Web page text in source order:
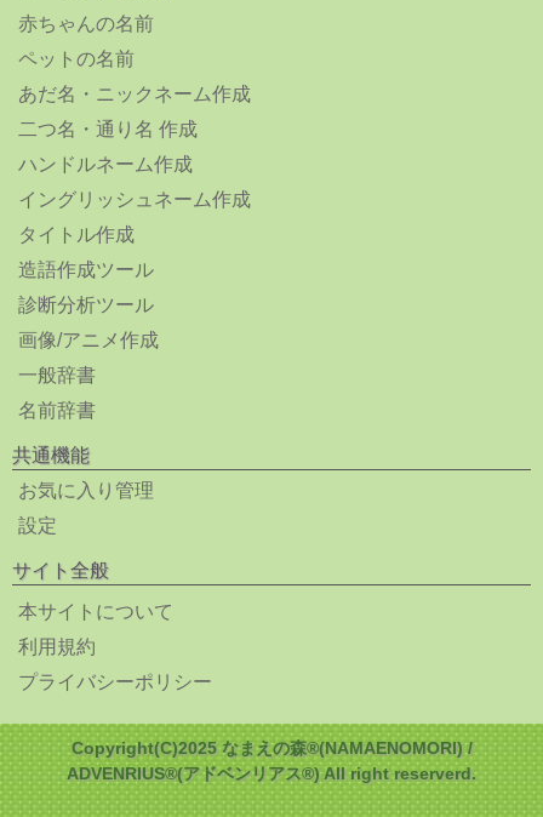
赤ちゃんの名前
ペットの名前
あだ名・ニックネーム作成
二つ名・通り名 作成
ハンドルネーム作成
イングリッシュネーム作成
タイトル作成
造語作成ツール
診断分析ツール
画像/アニメ作成
一般辞書
名前辞書
共通機能
お気に入り管理
設定
サイト全般
本サイトについて
利用規約
プライバシーポリシー
Copyright(C)2025 なまえの森®(NAMAENOMORI) /
ADVENRIUS®(アドベンリアス®) All right reserverd.